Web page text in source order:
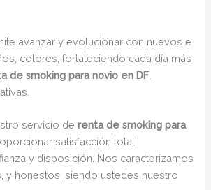
avanzar y evolucionar con nuevos e
colores, fortaleciendo cada día más
de smoking para novio en DF,
servicio derenta de smoking para
satisfacción total,
y disposición. Nos caracterizamos
y honestos, siendo ustedes nuestro